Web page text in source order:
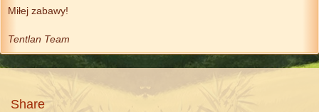
Miłej zabawy!
Tentlan Team
Share